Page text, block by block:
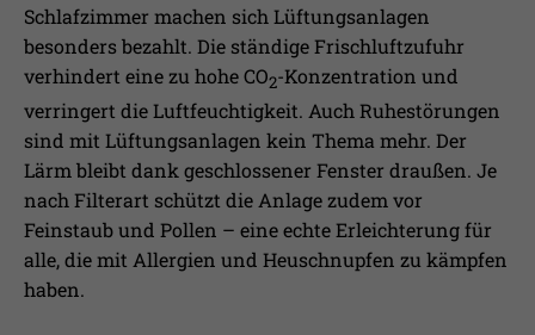
Schlafzimmer machen sich Lüftungsanlagen
besonders bezahlt. Die ständige Frischluftzufuhr
verhindert eine zu hohe CO2-Konzentration und
verringert die Luftfeuchtigkeit. Auch Ruhestörungen
sind mit Lüftungsanlagen kein Thema mehr. Der
Lärm bleibt dank geschlossener Fenster draußen. Je
nach Filterart schützt die Anlage zudem vor
Feinstaub und Pollen – eine echte Erleichterung für
alle, die mit Allergien und Heuschnupfen zu kämpfen
haben.
Zweck
Wird verwendet, im Seitenaufrufe des
Besuchers während der Sitzung
nachzuverfolgen